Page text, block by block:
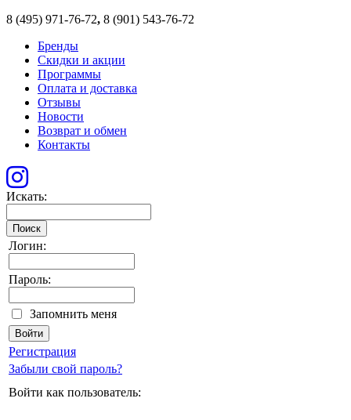
8 (495) 971-76-72, 8 (901) 543-76-72
Бренды
Скидки и акции
Программы
Оплата и доставка
Отзывы
Новости
Возврат и обмен
Контакты
Искать:
Поиск
Логин:
Пароль:
Запомнить меня
Регистрация
Забыли свой пароль?
Войти как пользователь: